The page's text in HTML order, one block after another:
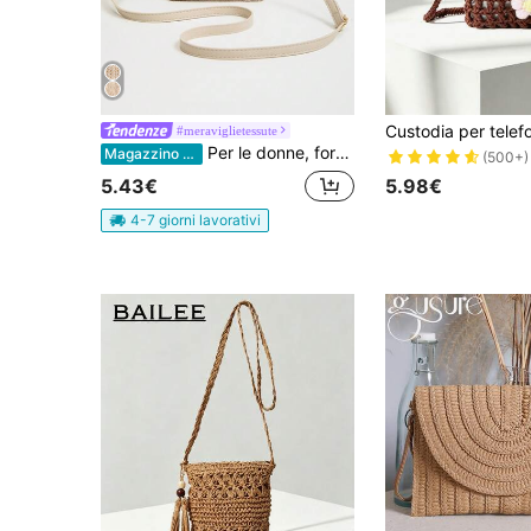
#meraviglietessute
Magazzino EU Per le donne, forniamo una varietà di borse a tracolla intrecciate fatte a mano, borse a mano di colore tinta unita, borse decorate con nappe in stile francese casual, borse a tracolla con chiusura lampo multifunzionali di grande capacità, borse da viaggio e da shopping, per uso quotidiano, portafogli di paglia, borse da spiaggia, accessori da spiaggia e necessità estive.
5.43€
4-7 giorni lavorativi
(500+)
5.98€